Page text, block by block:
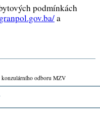
podmínkách
a
konzulárního odboru MZV